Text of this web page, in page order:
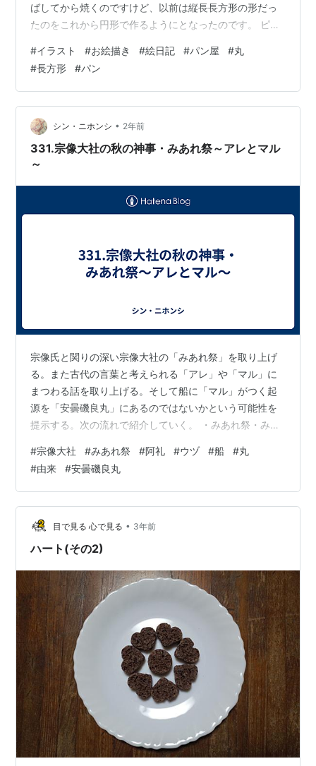
ばしてから焼くのですけど、以前は縦長長方形の形だっ
たのをこれから円形で作るようにとなったのです。 ピザ
いうのがいまだに上手にできないのでこのパンを大量生
産の日に働く日が当たってしまうのすごく嫌だったので
す。でも嫌だと思ってる事には大抵当たる人間なのでま
んまと当たってしまい、ヘトヘトになりながらやってき
ました。大量に作ったのに最後まで上手に作れませんで
した。 生地も焼き方も一緒で味も一緒なんだし、形…
#イラスト #お絵描き #絵日記 #パン屋 #丸
#長方形 #パン
シン・ニホンシ • 2年前
331.宗像大社の秋の神事・みあれ祭～アレとマル
～
宗像氏と関りの深い宗像大社の「みあれ祭」を取り上げ
る。また古代の言葉と考えられる「アレ」や「マル」に
まつわる話を取り上げる。そして船に「マル」がつく起
源を「安曇磯良丸」にあるのではないかという可能性を
提示する。次の流れで紹介していく。 ・みあれ祭・みあ
連２：稗田阿礼・関連３：丸とマル・関連４：安曇磯良
丸（あづみのいそらまる） ■みあれ祭福岡県宗像市の海
の神事。沖津宮（おきつみや）の田心姫神（たごりひ
め）、中津宮（なかつみや）の湍津姫神（たぎつひめ）
の神輿を乗せた御座船が大島から九州・本土の辺津宮
（へつみや）へ移動する。そして市杵島姫神（いちき
#宗像大社 #みあれ祭 #阿礼 #ウヅ #船 #丸
#由来 #安曇磯良丸
目で見る 心で見る • 3年前
ハート(その2)